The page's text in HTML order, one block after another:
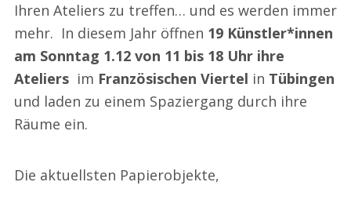
Ihren Ateliers zu treffen… und es werden immer
mehr. In diesem Jahr öffnen 19 Künstler*innen
am Sonntag 1.12 von 11 bis 18 Uhr ihre
Ateliersim Französischen Viertel in Tübingen
und laden zu einem Spaziergang durch ihre
Räume ein.
Die aktuellsten Papierobjekte,